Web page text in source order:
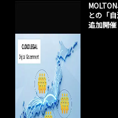
との「
追加開催